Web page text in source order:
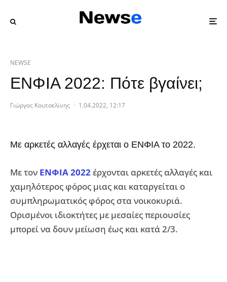
NEWSE
ΕΝΦΙΑ 2022: Πότε βγαίνει;
Γιώργος Κουτσελίνης · 1.04.2022, 12:17
Με αρκετές αλλαγές έρχεται ο ΕΝΦΙΑ το 2022.
Με τον ΕΝΦΙΑ 2022έρχονται αρκετές αλλαγές και
χαμηλότερος φόρος μιας και καταργείται ο
συμπληρωματικός φόρος στα νοικοκυριά.
Ορισμένοι ιδιοκτήτες με μεσαίες περιουσίες
μπορεί να δουν μείωση έως και κατά 2/3.